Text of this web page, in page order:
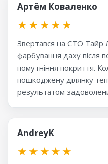
Артём Коваленко
★★★★★
Звертався на СТО Тайр
фарбування даху після
помутніння покриття.
пошкоджену ділянку
результатом
AndreyK
★★★★★